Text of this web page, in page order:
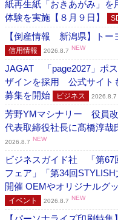
紙再生紙「おきあがみ」を
体験を実施【８月９日】
【倒産情報 新潟県】ト
信用情報 2026.8.7 NEW
JAGAT 「page2027」ポ
ザインを採用 公式サイト
募集を開始
ビジネス 2026.8.7
芳野YMマシナリー 役員改
代表取締役社長に髙橋淳哉
2026.8.7 NEW
ビジネスガイド社 「第67
フェア」「第34回
開催 OEMやオリジナルグ
イベント 2026.8.7 NEW